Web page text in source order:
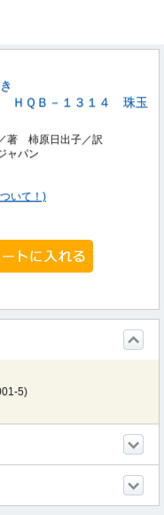
ＨＱＢ－１３１４ 珠玉
著 柿原日出子／訳
ャパン
いて！)
5)